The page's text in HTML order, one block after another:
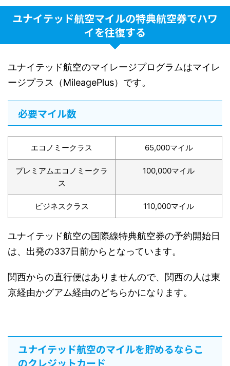
ユナイテッド航空マイルの特典航空券でハワ
イを往復する
ユナイテッド航空のマイレージプログラムはマイレ
ージプラス（MileagePlus）です。
必要マイル数
エコノミークラス 65,000マイル
プレミアムエコノミークラ
ス
100,000マイル
ビジネスクラス 110,000マイル
ユナイテッド航空の国際線特典航空券の予約開始日
は、出発の337日前からとなっています。
関西からの直行便はありませんので、関西の人は東
京経由かグアム経由のどちらかになります。
ユナイテッド航空のマイルを貯めるならこ
のクレジットカード